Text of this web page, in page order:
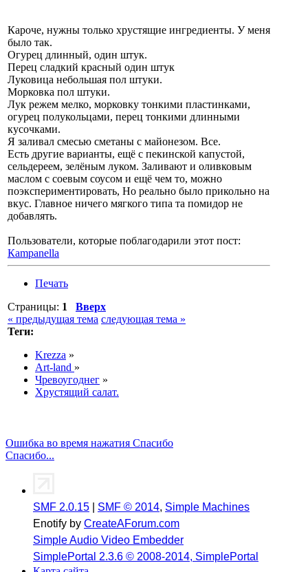
Кароче, нужны только хрустящие ингредиенты. У меня
было так.
Огурец длинный, один штук.
Перец сладкий красный один штук
Луковица небольшая пол штуки.
Морковка пол штуки.
Лук режем мелко, морковку тонкими пластинками,
огурец полукольцами, перец тонкими длинными
кусочками.
Я заливал смесью сметаны с майонезом. Все.
Есть другие варианты, ещё с пекинской капустой,
сельдереем, зелёным луком. Заливают и оливковым
маслом с соевым соусом и ещё чем то, можно
поэкспериментировать, Но реально было прикольно на
вкус. Главное ничего мягкого типа та помидор не
добавлять.
Пользователи, которые поблагодарили этот пост:
Кampanella
Печать
Страницы: 1
Вверх
« предыдущая тема следующая тема »
Теги:
Krezza »
Art-land »
Чревоугоднег »
Хрустящий салат.
Ошибка во время нажатия Спасибо
Спасибо...
SMF 2.0.15 SMF © 2014, Simple Machines
Enotify by CreateAForum.com
Simple Audio Video Embedder
SimplePortal 2.3.6 © 2008-2014, SimplePortal